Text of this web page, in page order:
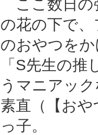
ここ数日の
の花の下で
のおやつを
「S先生の
うマニアッ
素直（【お
っ子。